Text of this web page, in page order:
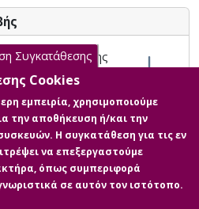
Finally, the results of the
evaluated, general
subjects for further
Keywords: Building
acoustic design, room
to wave theory
Διαμόρφωσης
σε Έναν
Πολυχώρο
και
Διπλωματική
Συγκατάθεσης
Cookies
εμπειρία, χρησιμοποιούμε
την αποθήκευση ή/και την
Η συγκατάθεση για τις εν
να επεξεργαστούμε
όπως συμπεριφορά
σε αυτόν τον ιστότοπο.